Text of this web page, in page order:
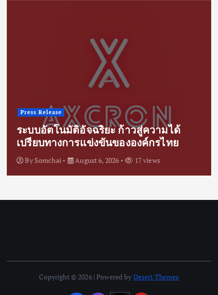
Press Release
ระบบอัตโนมัติอัจฉริยะ ก้าวสู่ความได้
เปรียบทางการแข่งขันขององค์กรไทย
By Somchai August 6, 2026 17 views
Copyright © 2026 | Powered by Desert Themes